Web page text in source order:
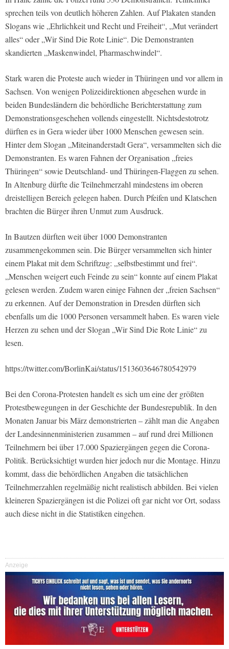
sprechen teils von deutlich höheren Zahlen. Auf Plakaten standen
Slogans wie „Ehrlichkeit und Recht und Freiheit“, „Mut verändert
alles“ oder „Wir Sind Die Rote Linie“. Die Demonstranten
skandierten „Maskenwindel, Pharmaschwindel“.
Stark waren die Proteste auch wieder in Thüringen und vor allem in
Sachsen. Von wenigen Polizeidirektionen abgesehen wurde in
beiden Bundesländern die behördliche Berichterstattung zum
Demonstrationsgeschehen vollends eingestellt. Nichtsdestotrotz
dürften es in Gera wieder über 1000 Menschen gewesen sein.
Hinter dem Slogan „Miteinanderstadt Gera“, versammelten sich die
Demonstranten. Es waren Fahnen der Organisation „freies
Thüringen“ sowie Deutschland- und Thüringen-Flaggen zu sehen.
In Altenburg dürfte die Teilnehmerzahl mindestens im oberen
dreistelligen Bereich gelegen haben. Durch Pfeifen und Klatschen
brachten die Bürger ihren Unmut zum Ausdruck.
In Bautzen dürften weit über 1000 Demonstranten
zusammengekommen sein. Die Bürger versammelten sich hinter
einem Plakat mit dem Schriftzug: „selbstbestimmt und frei“.
„Menschen weigert euch Feinde zu sein“ konnte auf einem Plakat
gelesen werden. Zudem waren einige Fahnen der „freien Sachsen“
zu erkennen. Auf der Demonstration in Dresden dürften sich
ebenfalls um die 1000 Personen versammelt haben. Es waren viele
Herzen zu sehen und der Slogan „Wir Sind Die Rote Linie“ zu
lesen.
https://twitter.com/BorlinKai/status/1513603646780542979
Bei den Corona-Protesten handelt es sich um eine der größten
Protestbewegungen in der Geschichte der Bundesrepublik. In den
Monaten Januar bis März demonstrierten – zählt man die Angaben
der Landesinnenministerien zusammen – auf rund drei Millionen
Teilnehmern bei über 17.000 Spaziergängen gegen die Corona-
Politik. Berücksichtigt wurden hier jedoch nur die Montage. Hinzu
kommt, dass die behördlichen Angaben die tatsächlichen
Teilnehmerzahlen regelmäßig nicht realistisch abbilden. Bei vielen
kleineren Spaziergängen ist die Polizei oft gar nicht vor Ort, sodass
auch diese nicht in die Statistiken eingehen.
Anzeige